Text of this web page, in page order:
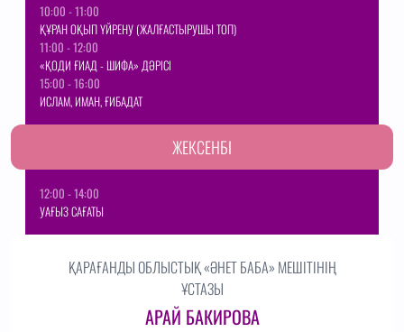
10:00 - 11:00
ҚҰРАН ОҚЫП ҮЙРЕНУ (ЖАЛҒАСТЫРУШЫ ТОП)
11:00 - 12:00
«ҚОДИ ҒИАД - ШИФА» ДӘРІСІ
15:00 - 16:00
ИСЛАМ, ИМАН, ҒИБАДАТ
ЖЕКСЕНБІ
12:00 - 14:00
УАҒЫЗ САҒАТЫ
ҚАРАҒАНДЫ ОБЛЫСТЫҚ «ӘНЕТ БАБА» МЕШІТІНІҢ
ҰСТАЗЫ
АРАЙ БАКИРОВА